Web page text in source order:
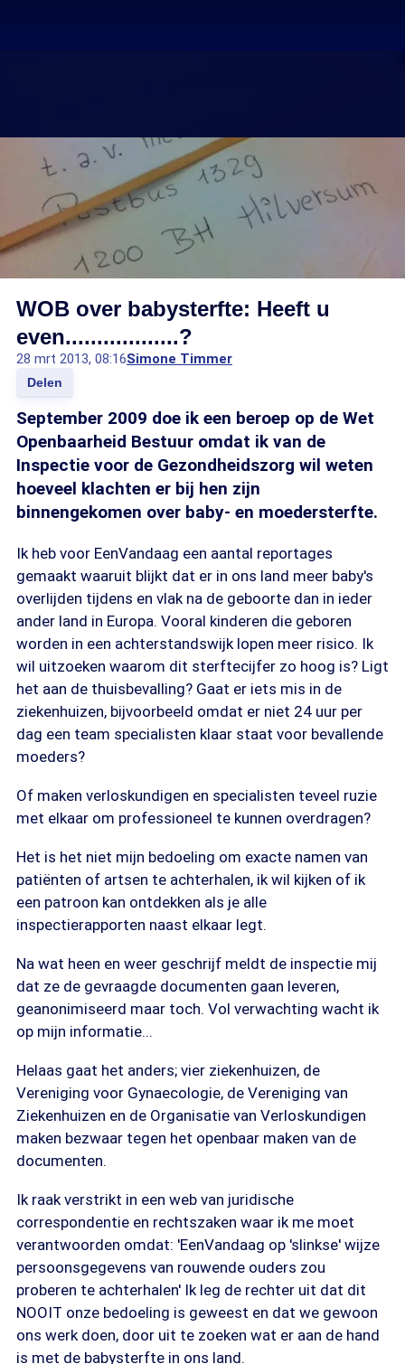
WOB over babysterfte: Heeft u
even..................?
28 mrt 2013, 08:16Simone Timmer
Delen
September 2009 doe ik een beroep op de Wet
Openbaarheid Bestuur omdat ik van de
Inspectie voor de Gezondheidszorg wil weten
hoeveel klachten er bij hen zijn
binnengekomen over baby- en moedersterfte.
Ik heb voor EenVandaag een aantal reportages
gemaakt waaruit blijkt dat er in ons land meer baby's
overlijden tijdens en vlak na de geboorte dan in ieder
ander land in Europa. Vooral kinderen die geboren
worden in een achterstandswijk lopen meer risico. Ik
wil uitzoeken waarom dit sterftecijfer zo hoog is? Ligt
het aan de thuisbevalling? Gaat er iets mis in de
ziekenhuizen, bijvoorbeeld omdat er niet 24 uur per
dag een team specialisten klaar staat voor bevallende
moeders?
Of maken verloskundigen en specialisten teveel ruzie
met elkaar om professioneel te kunnen overdragen?
Het is het niet mijn bedoeling om exacte namen van
patiënten of artsen te achterhalen, ik wil kijken of ik
een patroon kan ontdekken als je alle
inspectierapporten naast elkaar legt.
Na wat heen en weer geschrijf meldt de inspectie mij
dat ze de gevraagde documenten gaan leveren,
geanonimiseerd maar toch. Vol verwachting wacht ik
op mijn informatie...
Helaas gaat het anders; vier ziekenhuizen, de
Vereniging voor Gynaecologie, de Vereniging van
Ziekenhuizen en de Organisatie van Verloskundigen
maken bezwaar tegen het openbaar maken van de
documenten.
Ik raak verstrikt in een web van juridische
correspondentie en rechtszaken waar ik me moet
verantwoorden omdat: 'EenVandaag op 'slinkse' wijze
persoonsgegevens van rouwende ouders zou
proberen te achterhalen' Ik leg de rechter uit dat dit
NOOIT onze bedoeling is geweest en dat we gewoon
ons werk doen, door uit te zoeken wat er aan de hand
is met de babysterfte in ons land.